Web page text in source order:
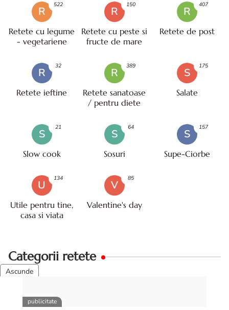
R
Retete cu legume
- vegetariene
522
R
Retete cu peste si
fructe de mare
150
R
Retete de post
407
R
Retete ieftine
32
R
Retete sanatoase
/ pentru diete
389
S
Salate
175
S
Slow cook
21
S
Sosuri
64
S
Supe-Ciorbe
157
U
Utile pentru tine,
casa si viata
134
V
Valentine's day
85
Categorii retete